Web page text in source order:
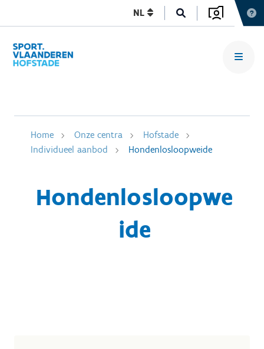
NL
Home Onze centra
Hofstade
Individueel aanbod
Hondenlosloopweide
Hondenlosloopwe
ide